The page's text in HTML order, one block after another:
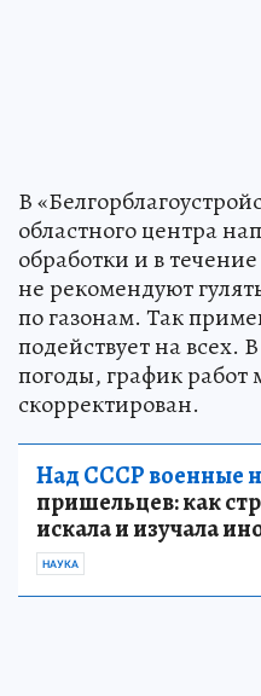
В
областного центра
обработки и в
не рекомендуют
по газонам. Так
подействует на всех.
погоды, график работ
скорректирован.
Над СССР военные
пришельцев: как
искала и изучала
НАУКА